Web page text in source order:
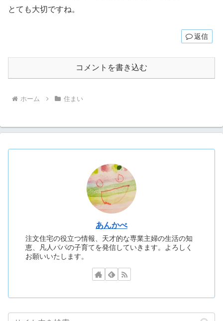
とても大切ですね。
返信
コメントを書き込む
ホーム 住まい
あんかべ
注文住宅の役立つ情報、天才的な専業主婦の生活の知
恵、凡人パパの子育てを発信していきます。よろしく
お願いいたします。